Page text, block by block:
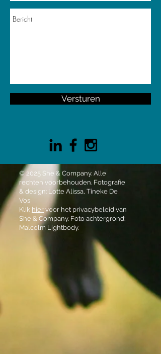
Versturen
© 2025 She & Company. Alle
rechten voorbehouden. Fotografie
& design: Lotte Alissa, Tineke De
Vos
Klik hier voor het privacybeleid van
She & Company. Foto achtergrond:
Malcolm Lightbody.